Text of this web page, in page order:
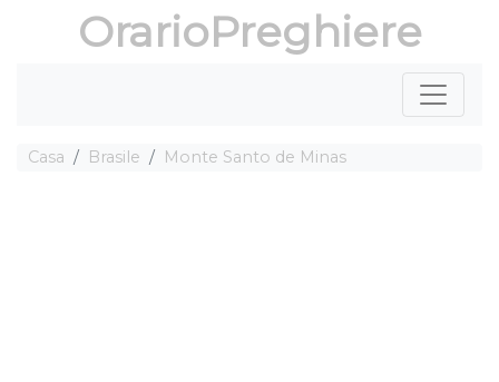
OrarioPreghiere
Casa Brasile Monte Santo de Minas